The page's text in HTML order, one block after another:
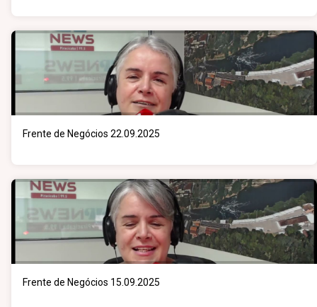
Frente de Negócios 22.09.2025
Frente de Negócios 15.09.2025